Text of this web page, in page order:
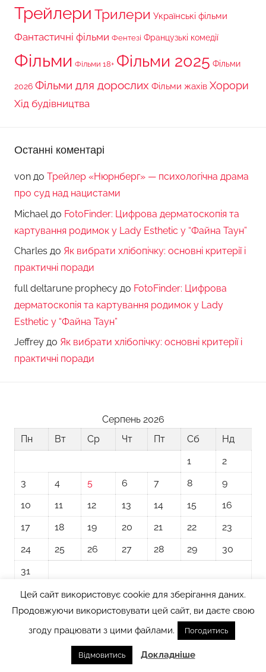
Трейлери Трилери Українські фільми
Фантастичні фільми Фентезі Французькі комедії
Фільми Фільми 18+ Фільми 2025 Фільми
2026 Фільми для дорослих Фільми жахів Хорори
Хід будівництва
Останні коментарі
von до Трейлер «Нюрнберг» — психологічна драма
про суд над нацистами
Michael до FotoFinder: Цифрова дерматоскопія та
картування родимок у Lady Esthetic у “Файна Таун”
Charles до Як вибрати хлібопічку: основні критерії і
практичні поради
full deltarune prophecy до FotoFinder: Цифрова
дерматоскопія та картування родимок у Lady
Esthetic у “Файна Таун”
Jeffrey до Як вибрати хлібопічку: основні критерії і
практичні поради
Серпень 2026
Пн
Вт Ср Чт Пт Сб
Нд
1
2
3
4 5 6 7 8
9
10
11 12 13 14 15
16
17
18 19 20 21 22
23
24
25 26 27 28 29
30
31
« Лип
Тема WordPress: Donovan від ThemeZee.
Цей сайт використовує cookie для зберігання даних.
Продовжуючи використовувати цей сайт, ви даєте свою
згоду працювати з цими файлами.
Погодитись
Відмовитись Докладніше